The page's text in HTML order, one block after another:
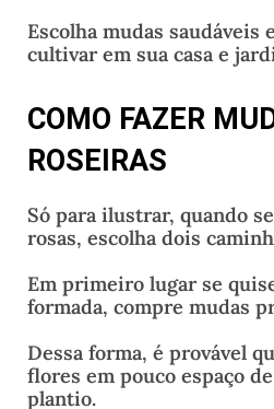
Escolha mudas saudáveis
cultivar em sua casa e
COMO FAZER
ROSEIRAS
Só para ilustrar, quando
rosas, escolha dois
Em primeiro lugar se
formada, compre mudas
Dessa forma, é provável
flores em pouco espaço
plantio.